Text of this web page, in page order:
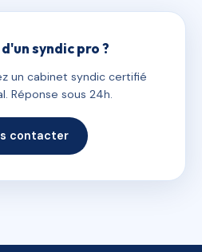
syndic pro ?
un cabinet syndic certifié
Réponse sous 24h.
contacter